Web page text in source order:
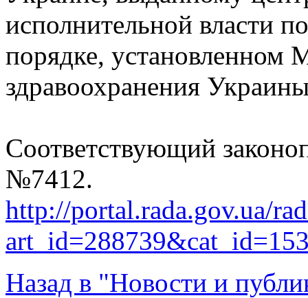
исполнительной власти
порядке, установленном
здравоохранения
Соответствующий
№7412.
http://portal.rada.gov.ua/
Назад в "Новости и